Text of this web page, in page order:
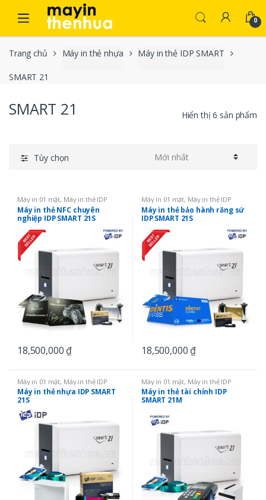
Skip to navigation
Skip to content
0
Trang chủ Máy in thẻ nhựa Máy in thẻ IDP SMART
SMART 21
SMART 21 Hiển thị 6 sản phẩm
Tùy chọn
Máy in 01 mặt, Máy in thẻ IDP
SMART Máy in thẻ nhựa,
21
Máy in thẻ NFC chuyên
nghiệp IDP SMART 21S
18,500,000 ₫
Máy in 01 mặt, Máy in thẻ IDP
SMART Máy in thẻ nhựa SMART
21
Máy in thẻ bảo hành răng sứ
IDP SMART 21S
18,500,000 ₫
Máy in 01 mặt, Máy in thẻ IDP
SMART Máy in thẻ nhựa,SMART
21
Máy in thẻ nhựa IDP SMART
21S
Máy in 01 mặt, Máy in thẻ IDP
SMART Máy in thẻ nhựa,Máy in và
mã hóa từ,SMART 21
Máy in thẻ tài chính IDP
SMART 21M